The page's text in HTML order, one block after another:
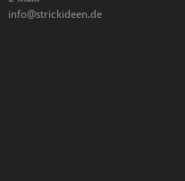
info@strickideen.de